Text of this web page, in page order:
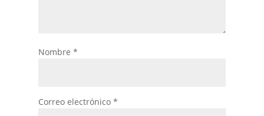
Nombre *
Correo electrónico *